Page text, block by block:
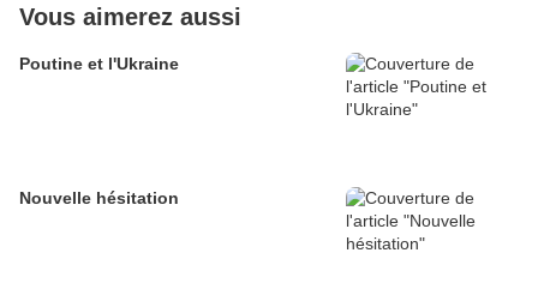
Vous aimerez aussi
Poutine et l'Ukraine
Nouvelle hésitation